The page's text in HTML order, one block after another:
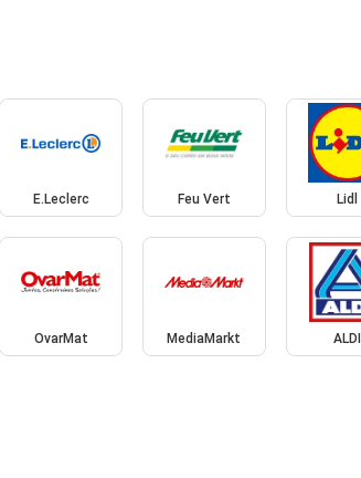
E.Leclerc Feu Vert Lidl
OvarMat MediaMarkt ALDI